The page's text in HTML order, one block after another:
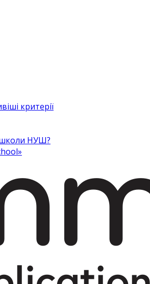
критерії
школи НУШ?